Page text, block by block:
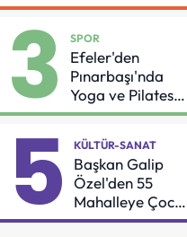
İçin Önemli Protokol
3 SPOR
Efeler'den
Pınarbaşı'nda
Yoga ve Pilates
Buluşması
5 KÜLTÜR-SANAT
Başkan Galip
Özel'den 55
Mahalleye Çocuk
Şenliği